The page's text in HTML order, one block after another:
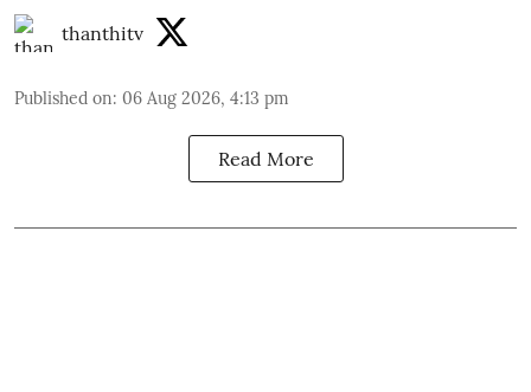
thanthitv
Published on: 06 Aug 2026, 4:13 pm
Read More